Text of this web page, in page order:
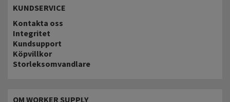
KUNDSERVICE
Kontakta oss
Integritet
Kundsupport
Köpvillkor
Storleksomvandlare
OM WORKER SUPPLY